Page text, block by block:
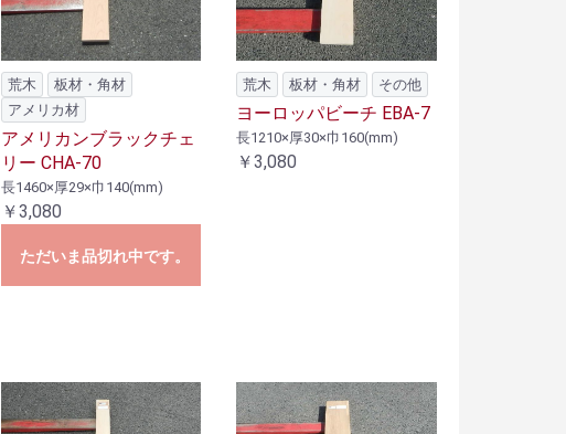
荒木
板材・角材
アメリカ材
アメリカンブラックチェ
リー CHA-70
長1460×厚29×巾140(mm)
￥3,080
ただいま品切れ中です。
荒木 板材・角材 その他
ヨーロッパビーチ EBA-7
長1210×厚30×巾160(mm)
￥3,080